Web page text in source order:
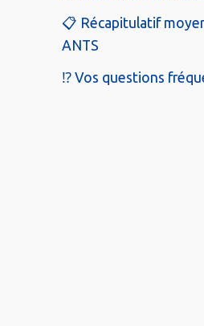
📋 Récapitulatif
ANTS
⁉️ Vos questions